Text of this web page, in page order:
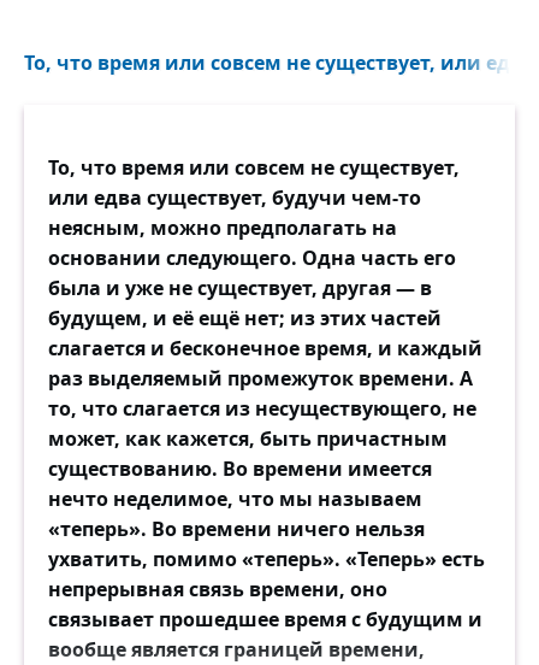
То, что время или совсем не существует, или едва
То, что время или совсем не существует,
или едва существует, будучи чем-то
неясным, можно предполагать на
основании следующего. Одна часть его
была и уже не существует, другая — в
будущем, и её ещё нет; из этих частей
слагается и бесконечное время, и каждый
раз выделяемый промежуток времени. А
то, что слагается из несуществующего, не
может, как кажется, быть причастным
существованию. Во времени имеется
нечто неделимое, что мы называем
«теперь». Во времени ничего нельзя
ухватить, помимо «теперь». «Теперь» есть
непрерывная связь времени, оно
связывает прошедшее время с будущим и
вообще является границей времени,